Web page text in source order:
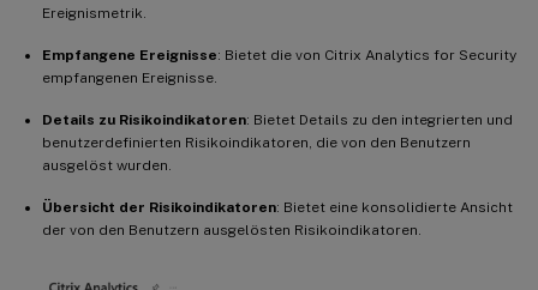
Ereignismetrik.
Empfangene Ereignisse: Bietet die von Citrix Analytics for Security
empfangenen Ereignisse.
Details zu Risikoindikatoren: Bietet Details zu den integrierten und
benutzerdefinierten Risikoindikatoren, die von den Benutzern
ausgelöst wurden.
Übersicht der Risikoindikatoren: Bietet eine konsolidierte Ansicht
der von den Benutzern ausgelösten Risikoindikatoren.